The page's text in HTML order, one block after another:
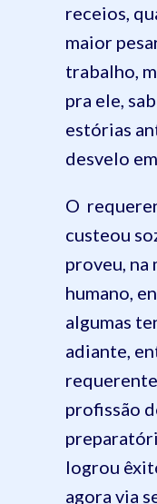
receios,
maior
trabalho,
pra ele,
estórias
desvelo
O
custeou
proveu, na
humano,
algumas
adiante,
profissão
logrou
agora via